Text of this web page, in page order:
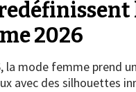
2026
la mode femme prend
avec des silhouettes